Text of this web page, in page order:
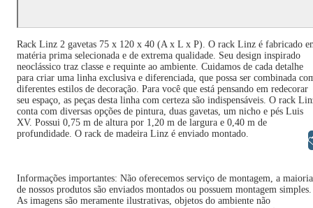
Rack Linz 2 gavetas 75 x 120 x 40 (A x L x P). O rack Linz é fabricado
matéria prima selecionada e de extrema qualidade. Seu design inspirado
neoclássico traz classe e requinte ao ambiente. Cuidamos de cada detalhe
para criar uma linha exclusiva e diferenciada, que possa ser combinada
diferentes estilos de decoração. Para você que está pensando em redecorar
seu espaço, as peças desta linha com certeza são indispensáveis. O rack
conta com diversas opções de pintura, duas gavetas, um nicho e pés Luis
XV. Possui 0,75 m de altura por 1,20 m de largura e 0,40 m de
profundidade. O rack de madeira Linz é enviado montado.
Informações importantes: Não oferecemos serviço de montagem, a maioria
de nossos produtos são enviados montados ou possuem montagem simples.
As imagens são meramente ilustrativas, objetos do ambiente não